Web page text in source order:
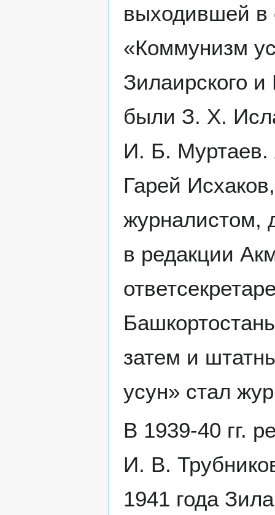
выходившей в
«Коммунизм
Зилаирского
были З. Х.
И. Б. Муртаев.
Гарей
журналистом,
в редакции
затем и
усун» стал
В 1939-40 гг.
И. В.
1941 года